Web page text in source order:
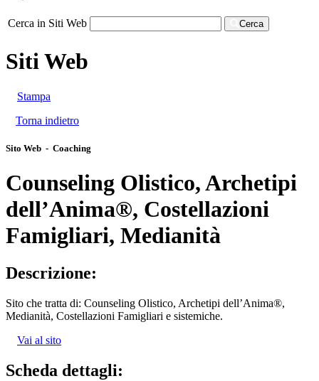
Cerca in Siti Web Cerca
Siti Web
Stampa
Torna indietro
Sito Web - Coaching
Counseling Olistico, Archetipi
dell’Anima®, Costellazioni
Famigliari, Medianità
Descrizione:
Sito che tratta di: Counseling Olistico, Archetipi dell’Anima®,
Medianità, Costellazioni Famigliari e sistemiche.
Vai al sito
Scheda dettagli: